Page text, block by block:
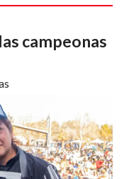
campeonas